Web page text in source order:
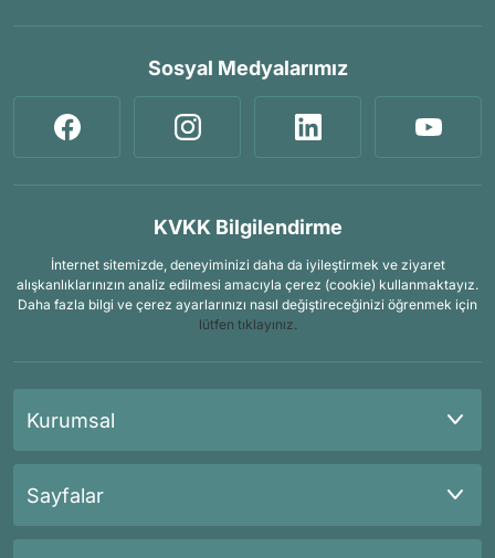
Sosyal Medyalarımız
KVKK Bilgilendirme
İnternet sitemizde, deneyiminizi daha da iyileştirmek ve ziyaret
alışkanlıklarınızın analiz edilmesi amacıyla çerez (cookie) kullanmaktayız.
Daha fazla bilgi ve çerez ayarlarınızı nasıl değiştireceğinizi öğrenmek için
lütfen tıklayınız.
Kurumsal
Sayfalar